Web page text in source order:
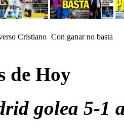
Cristiano Con ganar no basta
de Hoy
golea 5-1